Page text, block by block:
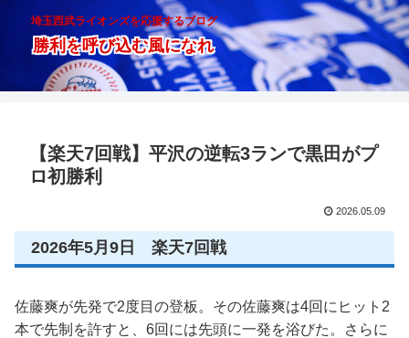
埼玉西武ライオンズを応援するブログ
勝利を呼び込む風になれ
【楽天7回戦】平沢の逆転3ランで黒田がプ
ロ初勝利
2026.05.09
2026年5月9日 楽天7回戦
佐藤爽が先発で2度目の登板。その佐藤爽は4回にヒット2
本で先制を許すと、6回には先頭に一発を浴びた。さらに